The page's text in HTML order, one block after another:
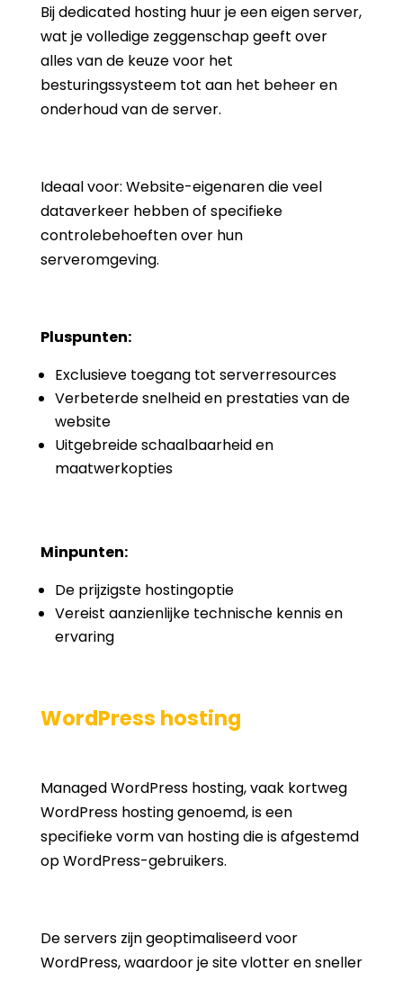
Bij dedicated hosting huur je een eigen server,
wat je volledige zeggenschap geeft over
alles van de keuze voor het
besturingssysteem tot aan het beheer en
onderhoud van de server.
Ideaal voor: Website-eigenaren die veel
dataverkeer hebben of specifieke
controlebehoeften over hun
serveromgeving.
Pluspunten:
Exclusieve toegang tot serverresources
Verbeterde snelheid en prestaties van de
website
Uitgebreide schaalbaarheid en
maatwerkopties
Minpunten:
De prijzigste hostingoptie
Vereist aanzienlijke technische kennis en
ervaring
WordPress hosting
Managed WordPress hosting, vaak kortweg
WordPress hosting genoemd, is een
specifieke vorm van hosting die is afgestemd
op WordPress-gebruikers.
De servers zijn geoptimaliseerd voor
WordPress, waardoor je site vlotter en sneller